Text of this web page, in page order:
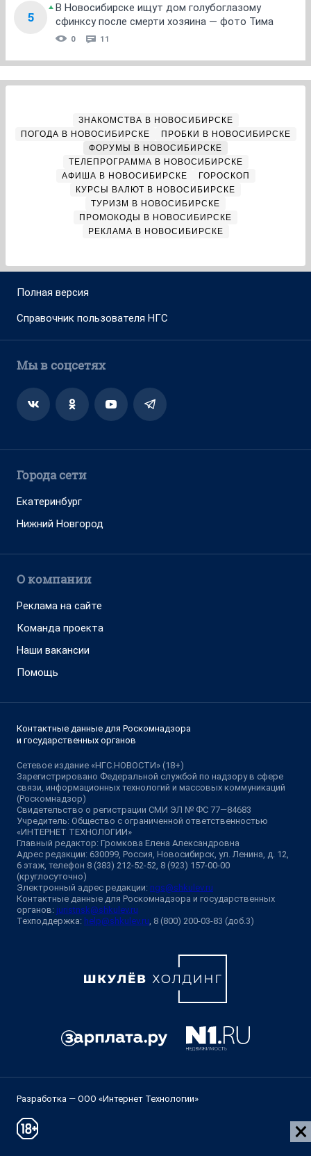
5
В Новосибирске ищут дом голубоглазому
сфинксу после смерти хозяина — фото Тима
0 11
ЗНАКОМСТВА В НОВОСИБИРСКЕ
ПОГОДА В НОВОСИБИРСКЕ
ПРОБКИ В НОВОСИБИРСКЕ
ФОРУМЫ В НОВОСИБИРСКЕ
ТЕЛЕПРОГРАММА В НОВОСИБИРСКЕ
АФИША В НОВОСИБИРСКЕ
ГОРОСКОП
КУРСЫ ВАЛЮТ В НОВОСИБИРСКЕ
ТУРИЗМ В НОВОСИБИРСКЕ
ПРОМОКОДЫ В НОВОСИБИРСКЕ
РЕКЛАМА В НОВОСИБИРСКЕ
Полная версия
Справочник пользователя НГС
Мы в соцсетях
Города сети
Екатеринбург
Нижний Новгород
О компании
Реклама на сайте
Команда проекта
Наши вакансии
Помощь
Контактные данные для Роскомнадзора
и государственных органов
Сетевое издание «НГС.НОВОСТИ» (18+)
Зарегистрировано Федеральной службой по надзору в сфере
связи, информационных технологий и массовых коммуникаций
(Роскомнадзор)
Свидетельство о регистрации СМИ ЭЛ № ФС 77—84683
Учредитель: Общество с ограниченной ответственностью
«ИНТЕРНЕТ ТЕХНОЛОГИИ»
Главный редактор: Громкова Елена Александровна
Адрес редакции: 630099, Россия, Новосибирск, ул. Ленина, д. 12,
6 этаж, телефон 8 (383) 212-52-52, 8 (923) 157-00-00
(круглосуточно)
Электронный адрес редакции: ngs@shkulev.ru
Контактные данные для Роскомнадзора и государственных
органов: juristnsk@shkulev.ru
Техподдержка: help@shkulev.ru , 8 (800) 200-03-83 (доб.3)
Разработка — ООО «Интернет Технологии»